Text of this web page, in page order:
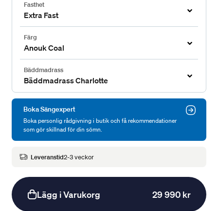
Fasthet
Extra Fast
Färg
Anouk Coal
Bäddmadrass
Bäddmadrass Charlotte
Boka Sängexpert
Boka personlig rådgivning i butik och få rekommendationer
som gör skillnad för din sömn.
Leveranstid2-3 veckor
Lägg i Varukorg 29 990 kr